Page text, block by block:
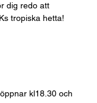
dig redo att
tropiska hetta!
kl18.30 och